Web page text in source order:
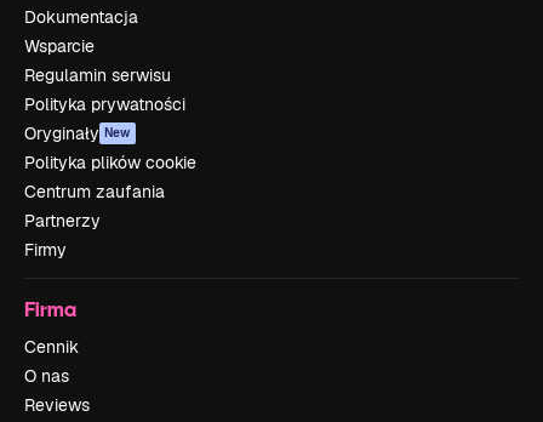
Dokumentacja
Wsparcie
Regulamin serwisu
Polityka prywatności
Oryginały New
Polityka plików cookie
Centrum zaufania
Partnerzy
Firmy
Firma
Cennik
O nas
Reviews